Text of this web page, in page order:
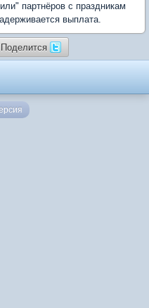
партнёров с праздникам
выплата.
Поделится